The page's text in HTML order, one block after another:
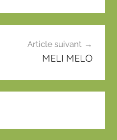
Article suivant
MELI MELO